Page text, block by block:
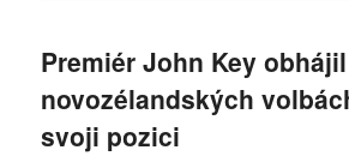
Premiér John Key
novozélandských
svoji pozici